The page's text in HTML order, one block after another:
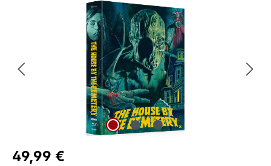
Bildergalerie überspringen
Regulärer Preis:
49,99 €